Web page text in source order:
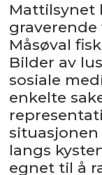
Mattilsynet
Måsøval
Bilder av
sosiale
enkelte
langs
egnet til å